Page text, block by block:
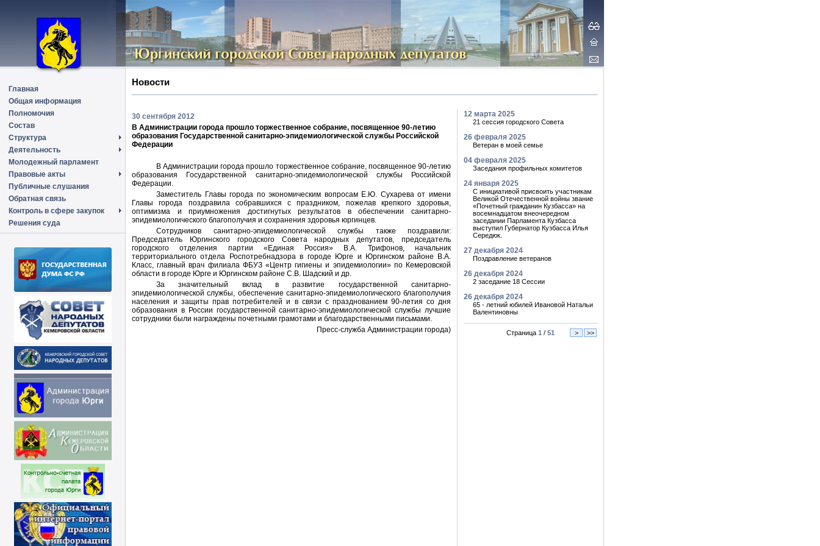
Главная
Общая информация
Полномочия
Состав
Структура
Деятельность
Молодежный парламент
Правовые акты
Публичные слушания
Обратная связь
Контроль в сфере закупок
Решения суда
Новости
30 сентября 2012
В Администрации города прошло торжественное собрание, посвященное 90-летию
образования Государственной санитарно-эпидемиологической службы Российской
Федерации
В Администрации города прошло торжественное собрание, посвященное 90-летию
образования Государственной санитарно-эпидемиологической службы Российской
Федерации.
Заместитель Главы города по экономическим вопросам Е.Ю. Сухарева от имени
Главы города поздравила собравшихся с праздником, пожелав крепкого здоровья,
оптимизма и приумножения достигнутых результатов в обеспечении санитарно-
эпидемиологического благополучия и сохранения здоровья юргинцев.
Сотрудников санитарно-эпидемиологической службы также поздравили:
Председатель Юргинского городского Совета народных депутатов, председатель
городского отделения партии «Единая Россия» В.А. Трифонов, начальник
территориального отдела Роспотребнадзора в городе Юрге и Юргинском районе В.А.
Класс, главный врач филиала ФБУЗ «Центр гигиены и эпидемиологии» по Кемеровской
области в городе Юрге и Юргинском районе С.В. Шадский и др.
За значительный вклад в развитие государственной санитарно-
эпидемиологической службы, обеспечение санитарно-эпидемиологического благополучия
населения и защиты прав потребителей и в связи с празднованием 90-летия со дня
образования в России государственной санитарно-эпидемиологической службы лучшие
сотрудники были награждены почетными грамотами и благодарственными письмами.
Пресс-служба Администрации города)
12 марта 2025
21 сессия городского Совета
26 февраля 2025
Ветеран в моей семье
04 февраля 2025
Заседания профильных комитетов
24 января 2025
С инициативой присвоить участникам
Великой Отечественной войны звание
«Почетный гражданин Кузбасса» на
восемнадцатом внеочередном
заседании Парламента Кузбасса
выступил Губернатор Кузбасса Илья
Середюк.
27 декабря 2024
Поздравление ветеранов
26 декабря 2024
2 заседание 18 Сессии
26 декабря 2024
65 - летний юбилей Ивановой Натальи
Валентиновны
Страница 1 / 51 > >>